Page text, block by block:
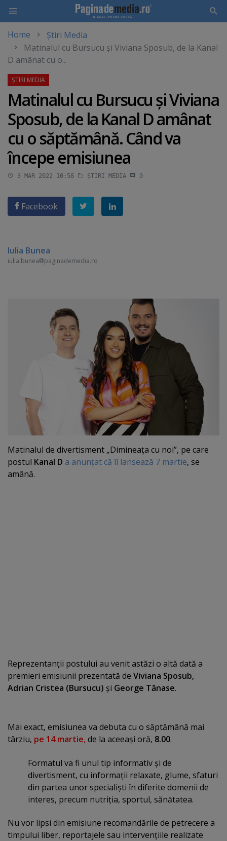
main
content
Home
Știri Media
Matinalul cu Bursucu şi Viviana Sposub, de la Kanal
D amânat cu o...
Matinalul cu Bursucu şi Viviana
Sposub, de la Kanal D amânat
cu o săptămână. Când va
începe emisiunea
3 MAR 2022 10:58 ȘTIRI MEDIA 0
Facebook
Iulia Bunea
iulia.bunea paginademedia.ro
Matinalul de divertisment „Dimineaţa cu noi”, pe care
postul Kanal D a anunţat că îl lansează 7 martie, se
amână.
Reprezentanţii postului au venit astăzi o altă dată a
premieri emisiunii prezentată de Viviana Sposub,
Adrian Cristea (Bursucu) şi George Tănase.
Mai exact, emisiunea va debuta cu o săptămână mai
târziu, pe 14 martie, de la aceeaşi oră, 8.00.
Formatul va fi unul tip informativ şi de
divertisment, cu informaţii relaxate, glume, sfaturi
din partea unor specialişti în diferite domenii de
interes, precum nutriţia, sportul, sănătatea.
Nu vor lipsi din emisiune recomandările de petrecere a
timpului liber, reportajele sau intervenţiile realizate